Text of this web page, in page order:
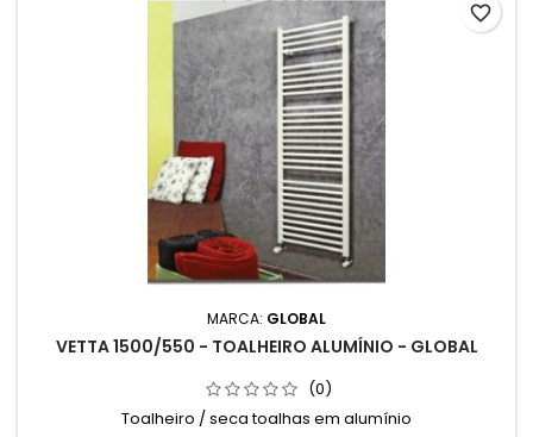
MARCA: GLOBAL
VETTA 1500/550 - TOALHEIRO ALUMÍNIO - GLOBAL
(0)
Toalheiro / seca toalhas em alumínio
favorite_border